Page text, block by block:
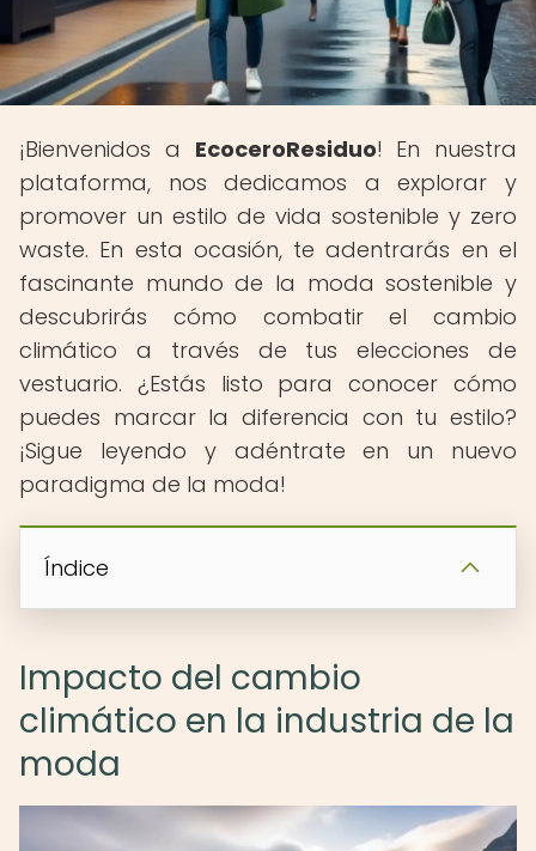
¡Bienvenidos a EcoceroResiduo! En nuestra
plataforma, nos dedicamos a explorar y
promover un estilo de vida sostenible y zero
waste. En esta ocasión, te adentrarás en el
fascinante mundo de la moda sostenible y
descubrirás cómo combatir el cambio
climático a través de tus elecciones de
vestuario. ¿Estás listo para conocer cómo
puedes marcar la diferencia con tu estilo?
¡Sigue leyendo y adéntrate en un nuevo
paradigma de la moda!
Índice
Impacto del cambio
climático en la industria de la
moda